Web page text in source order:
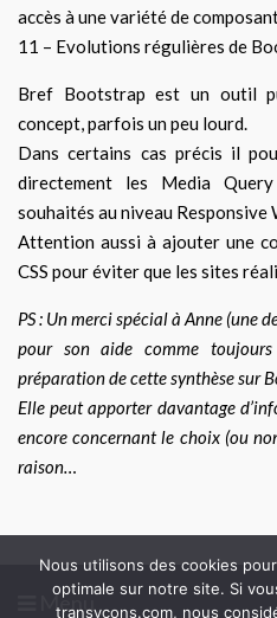
accès à une variété de
11 – Evolutions régulières de
Bref Bootstrap est un outil
concept, parfois un peu lourd.
Dans certains cas précis il
directement les Media
souhaités au niveau Responsive
Attention aussi à ajouter une
CSS pour éviter que les sites
PS : Un merci spécial à Anne (une
pour son aide comme
préparation de cette synthèse sur
Elle peut apporter davantage
encore concernant le choix (ou
raison…
Menu
Nous utilisons des cookies
optimale sur notre site. Si
transycons.com, nous